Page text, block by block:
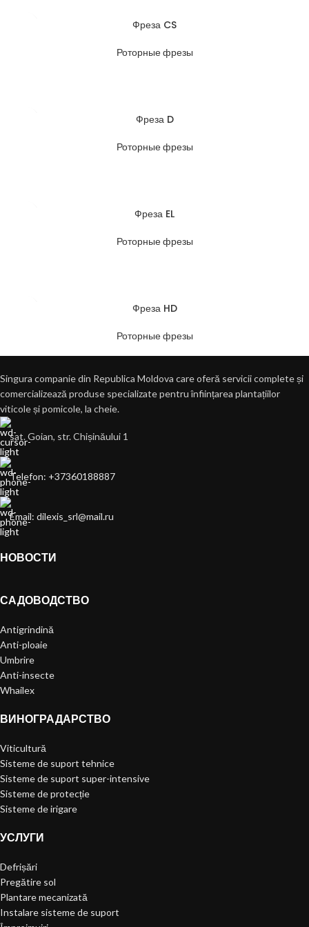
Фреза CS
Роторные фрезы
Фреза D
Роторные фрезы
Фреза EL
Роторные фрезы
Фреза HD
Роторные фрезы
Singura companie din Republica Moldova care oferă servicii complete și
comercializează produse specializate pentru înființarea plantațiilor
viticole și pomicole, la cheie.
sat. Goian, str. Chișinăului 1
Telefon: +37360188887
Email: dilexis_srl@mail.ru
НОВОСТИ
САДОВОДСТВО
Antigrindină
Anti-ploaie
Umbrire
Anti-insecte
Whailex
ВИНОГРАДАРСТВО
Viticultură
Sisteme de suport tehnice
Sisteme de suport super-intensive
Sisteme de protecție
Sisteme de irigare
УСЛУГИ
Defrișări
Pregătire sol
Plantare mecanizată
Instalare sisteme de suport